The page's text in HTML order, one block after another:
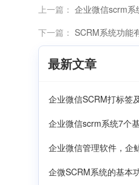
上一篇： 企业微信scrm系
下一篇： SCRM系统功能
最新文章
企业微信SCRM打标签
企业微信scrm系统7个
企业微信管理软件，企
企微SCRM系统的基本